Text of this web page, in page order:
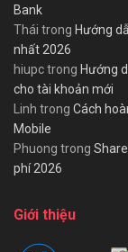
Bank
Thái trong Hướng
nhất 2026
hiupctrong Hướng
cho tài khoản mới
Linh trong Cách
Mobile
Phuong trong
phí 2026
Giới thiệu